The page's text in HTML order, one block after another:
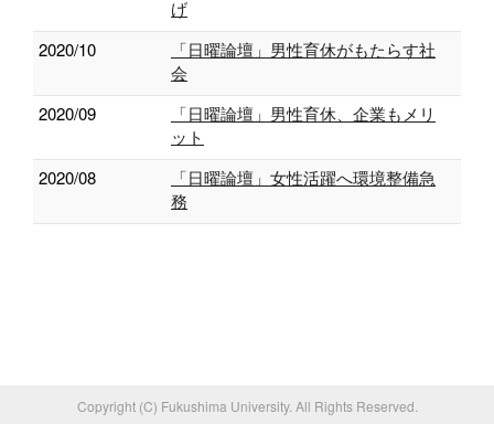
げ
2020/10
「日曜論壇」男性育休がもたらす社
会
2020/09
「日曜論壇」男性育休、企業もメリ
ット
2020/08
「日曜論壇」女性活躍へ環境整備急
務
Copyright (C) Fukushima University. All Rights Reserved.